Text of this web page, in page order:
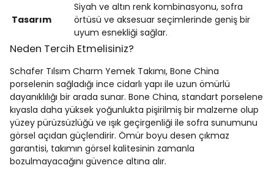
Tasarım
Siyah ve altın renk kombinasyonu, sofra
örtüsü ve aksesuar seçimlerinde geniş bir
uyum esnekliği sağlar.
Neden Tercih Etmelisiniz?
Schafer Tılsım Charm Yemek Takımı, Bone China
porselenin sağladığı ince cidarlı yapı ile uzun ömürlü
dayanıklılığı bir arada sunar. Bone China, standart porselene
kıyasla daha yüksek yoğunlukta pişirilmiş bir malzeme olup
yüzey pürüzsüzlüğü ve ışık geçirgenliği ile sofra sunumunu
görsel açıdan güçlendirir. Ömür boyu desen çıkmaz
garantisi, takımın görsel kalitesinin zamanla
bozulmayacağını güvence altına alır.